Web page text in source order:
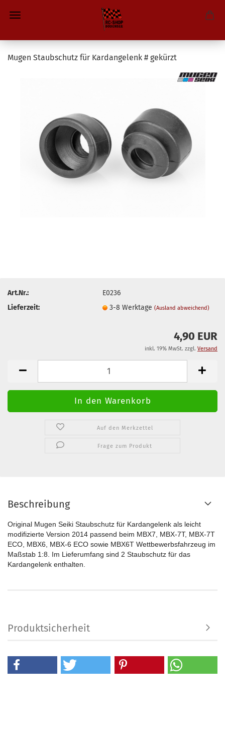
Mugen Staubschutz für Kardangelenk # gekürzt
Art.Nr.:
E0236
Lieferzeit:
3-8 Werktage(Ausland abweichend)
4,90 EUR
inkl. 19% MwSt. zzgl. Versand
Auf den Merkzettel
Frage zum Produkt
Beschreibung
Original Mugen Seiki Staubschutz für Kardangelenk als leicht
modifizierte Version 2014 passend beim MBX7, MBX-7T, MBX-7T
ECO, MBX6, MBX-6 ECO sowie MBX6T Wettbewerbsfahrzeug im
Maßstab 1:8. Im Lieferumfang sind 2 Staubschutz für das
Kardangelenk enthalten.
Produktsicherheit